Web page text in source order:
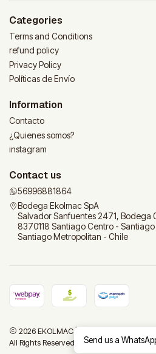
Categories
Terms and Conditions
refund policy
Privacy Policy
Políticas de Envío
Information
Contacto
¿Quienes somos?
instagram
Contact us
56996881864
Bodega Ekolmac SpA
Salvador Sanfuentes 2471, Bodega
8370118 Santiago Centro -
Santiago Metropolitan - Chile
2026 EKOLMAC | Tu tienda para el hogar.
All Rights Reserved.
Powered by
Send us a